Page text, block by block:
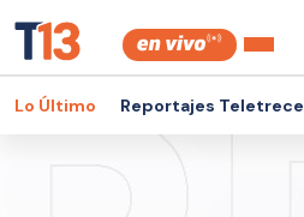
Lo Último Reportajes Teletrece